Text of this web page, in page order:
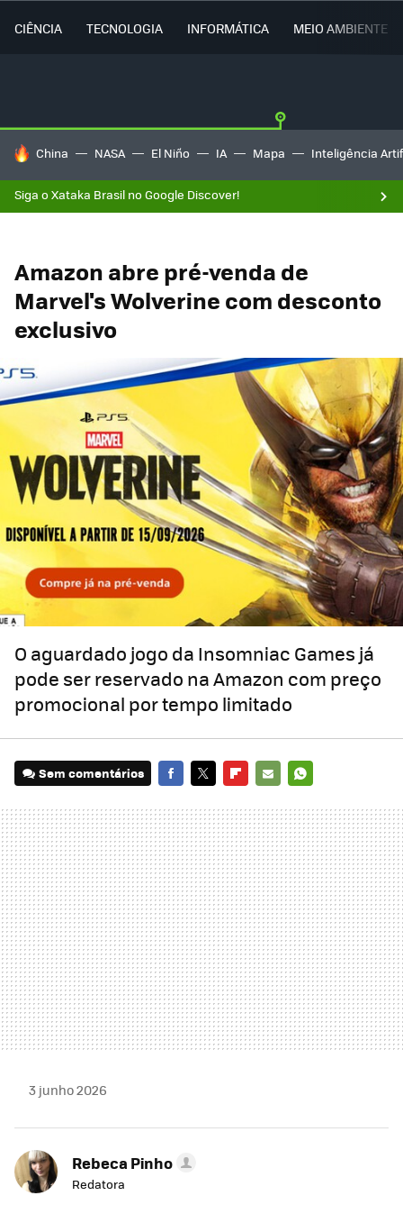
CIÊNCIA TECNOLOGIA INFORMÁTICA MEIO AMBIENTE
TENDÊNCIAS DO DIA
China NASA El Niño IA Mapa Inteligência
Siga o Xataka Brasil no Google Discover!
Amazon abre pré-venda de
Marvel's Wolverine com desconto
exclusivo
O aguardado jogo da Insomniac Games já
pode ser reservado na Amazon com preço
promocional por tempo limitado
Sem comentários
MAIL
3 junho 2026
Rebeca Pinho
Redatora